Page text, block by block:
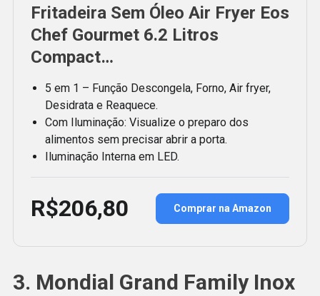
Fritadeira Sem Óleo Air Fryer Eos
Chef Gourmet 6.2 Litros
Compact…
5 em 1 – Função Descongela, Forno, Air fryer,
Desidrata e Reaquece.
Com Iluminação: Visualize o preparo dos
alimentos sem precisar abrir a porta.
Iluminação Interna em LED.
R$206,80 Comprar na Amazon
3. Mondial Grand Family Inox